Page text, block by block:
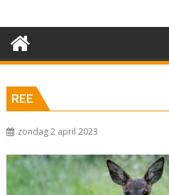
REE
zondag 2 april 2023